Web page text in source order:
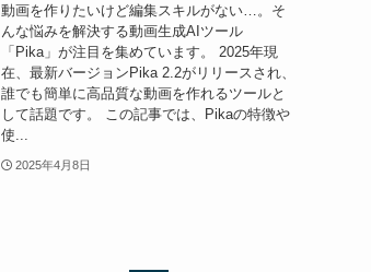
動画を作りたいけど編集スキルがない…。そ
んな悩みを解決する動画生成AIツール
「Pika」が注目を集めています。 2025年現
在、最新バージョンPika 2.2がリリースされ、
誰でも簡単に高品質な動画を作れるツールと
して話題です。 この記事では、Pikaの特徴や
使...
2025年4月8日